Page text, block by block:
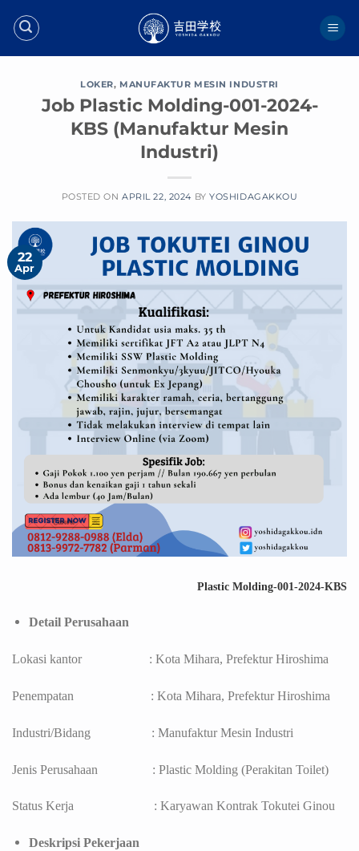
LOKER, MANUFAKTUR MESIN INDUSTRI
Job Plastic Molding-001-2024-
KBS (Manufaktur Mesin
Industri)
POSTED ONAPRIL 22, 2024 BYYOSHIDAGAKKOU
22
Apr
Plastic Molding-001-2024-KBS
Detail Perusahaan
Lokasi kantor : Kota Mihara, Prefektur Hiroshima
Penempatan : Kota Mihara, Prefektur Hiroshima
Industri/Bidang : Manufaktur Mesin Industri
Jenis Perusahaan : Plastic Molding (Perakitan Toilet)
Status Kerja : Karyawan Kontrak Tokutei Ginou
Deskripsi Pekerjaan